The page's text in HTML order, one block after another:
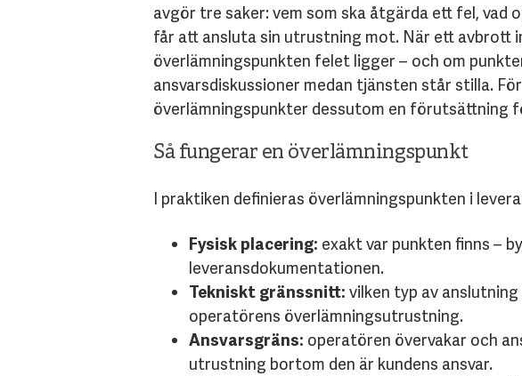
avgör tre saker: vem som ska åtgärda ett fel, vad
får att ansluta sin utrustning mot. När ett avbrott
överlämningspunkten felet ligger – och om
ansvarsdiskussioner medan tjänsten står stilla.
överlämningspunkter dessutom en förutsättning
Så fungerar en överlämningspunkt
I praktiken definieras överlämningspunkten i
Fysisk placering: exakt var punkten finns –
leveransdokumentationen.
Tekniskt gränssnitt: vilken typ av
operatörens överlämningsutrustning.
Ansvarsgräns: operatören övervakar och
utrustning bortom den är kundens ansvar.